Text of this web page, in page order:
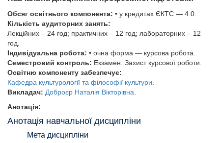
Обсяг освітнього компонента: • у кредитах ЄКТС — 4.0.
Кількість аудиторних занять:
Лекційних – 24 год; практичних – 12 год; лабораторних – 12
год.
Індивідуальна робота: • очна форма — курсова робота.
Семестровий контроль: Екзамен. Захист курсової роботи.
Освітню компоненту забезпечує:
Кафедра культурології та філософії культури
Викладач: Доброєр Наталія Вікторівна
Анотація:
Анотація навчальної дисципліни
Мета дисципліни